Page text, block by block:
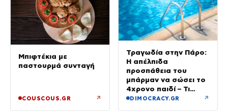
Μπιφτέκια με
παστουρμά συνταγή
COUSCOUS.GR ↗
Τραγωδία στην Πάρο:
Η απέλπιδα
προσπάθεια του
μπάρμαν να σώσει το
4χρονο παιδί – Τι
ερευνούν οι αρχές
DIMOCRACY.GR ↗